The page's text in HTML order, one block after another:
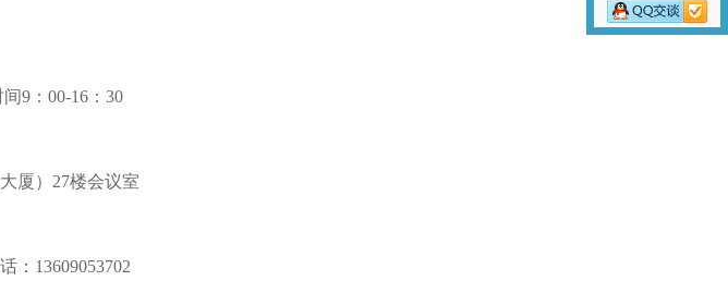
9 ： 00-16 ： 30
厦） 27楼会议室
： 13609053702